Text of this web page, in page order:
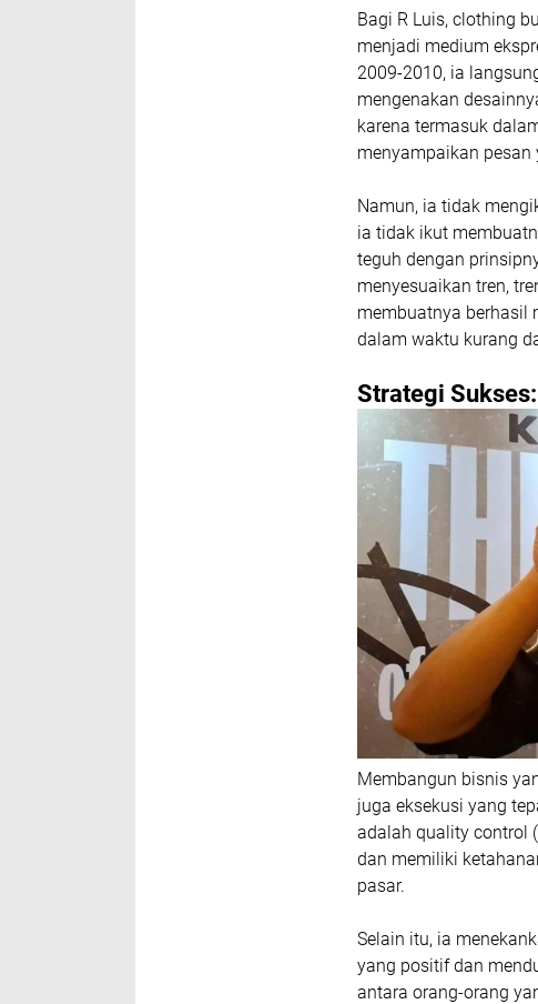
Bagi R Luis, clothing
menjadi medium
2009-2010, ia
mengenakan
karena termasuk
menyampaikan pesan
Namun, ia tidak
ia tidak ikut
teguh dengan
menyesuaikan tren,
membuatnya berhasil
dalam waktu kurang
Strategi
Membangun bisnis
juga eksekusi yang
adalah quality control
dan memiliki
pasar.
Selain itu, ia
yang positif dan
antara orang-orang